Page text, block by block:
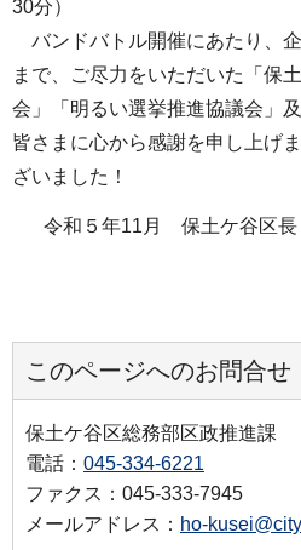
30分）
バンドバトル開催にあたり、
まで、ご尽力をいただいた「保
会」「明るい選挙推進協議会」
皆さまに心から感謝を申し上げ
ざいました！
令和５年11月 保土ケ谷区
このページへのお問合せ
保土ケ谷区総務部区政推進課
電話： 045-334-6221
ファクス：045-333-7945
メールアドレス： ho-